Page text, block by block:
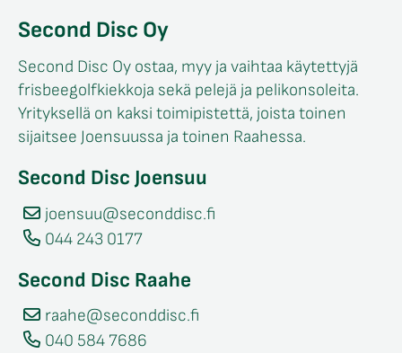
Second Disc Oy
Second Disc Oy ostaa, myy ja vaihtaa käytettyjä
frisbeegolfkiekkoja sekä pelejä ja pelikonsoleita.
Yrityksellä on kaksi toimipistettä, joista toinen
sijaitsee Joensuussa ja toinen Raahessa.
Second Disc Joensuu
joensuu@seconddisc.fi
044 243 0177
Second Disc Raahe
raahe@seconddisc.fi
040 584 7686